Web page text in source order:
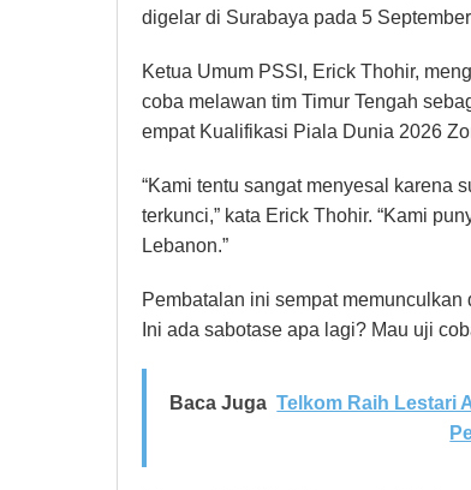
digelar di Surabaya pada 5
Ketua Umum PSSI, Erick Thohir,
coba melawan tim Timur Tengah
empat Kualifikasi Piala Dunia 2026
“Kami tentu sangat menyesal karena
terkunci,” kata Erick Thohir. “Kami
Lebanon.”
Pembatalan ini sempat
Ini ada sabotase apa lagi? Mau uji
Baca Juga Telkom Raih Lestari